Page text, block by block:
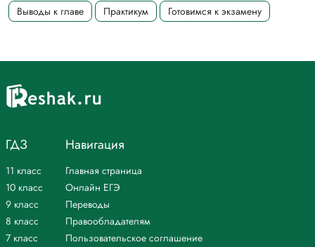
Выводы к главе Практикум Готовимся к экзамену
ГДЗ
11 класс
10 класс
9 класс
8 класс
7 класс
Навигация
Главная страница
Онлайн ЕГЭ
Переводы
Правообладателям
Пользовательское соглашение